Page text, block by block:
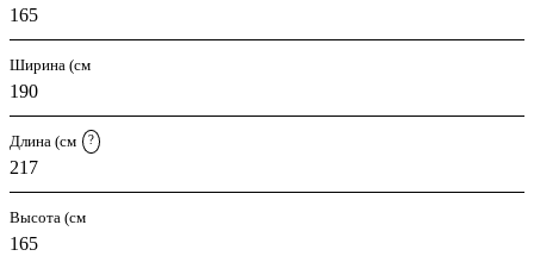
165
Ширина (см
190
Длина (см ?
217
Высота (см
165